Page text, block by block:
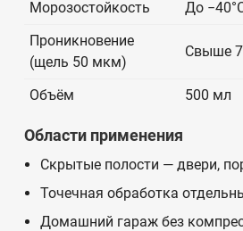
Морозостойкость
До
Проникновение
(щель 50 мкм)
Свыше
Объём 500 мл
Области применения
Скрытые полости — двери,
Точечная обработка
Домашний гараж без